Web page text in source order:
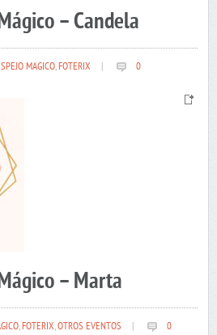
– Candela
MAGICO,FOTERIX 0
– Marta
,FOTERIX,OTROS EVENTOS 0